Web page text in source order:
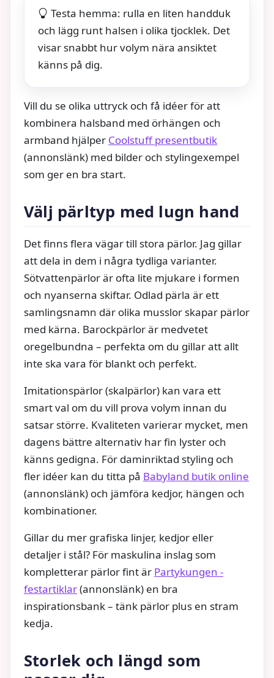
Testa hemma: rulla en liten handduk
och lägg runt halsen i olika tjocklek. Det
visar snabbt hur volym nära ansiktet
känns på dig.
Vill du se olika uttryck och få idéer för att
kombinera halsband med örhängen och
armband hjälper Coolstuff presentbutik
(annonslänk) med bilder och stylingexempel
som ger en bra start.
Välj pärltyp med lugn hand
Det finns flera vägar till stora pärlor. Jag gillar
att dela in dem i några tydliga varianter.
Sötvattenpärlor är ofta lite mjukare i formen
och nyanserna skiftar. Odlad pärla är ett
samlingsnamn där olika musslor skapar pärlor
med kärna. Barockpärlor är medvetet
oregelbundna – perfekta om du gillar att allt
inte ska vara för blankt och perfekt.
Imitationspärlor (skalpärlor) kan vara ett
smart val om du vill prova volym innan du
satsar större. Kvaliteten varierar mycket, men
dagens bättre alternativ har fin lyster och
känns gedigna. För daminriktad styling och
fler idéer kan du titta på Babyland butik online
(annonslänk) och jämföra kedjor, hängen och
kombinationer.
Gillar du mer grafiska linjer, kedjor eller
detaljer i stål? För maskulina inslag som
kompletterar pärlor fint är Partykungen -
festartiklar(annonslänk) en bra
inspirationsbank – tänk pärlor plus en stram
kedja.
Storlek och längd som